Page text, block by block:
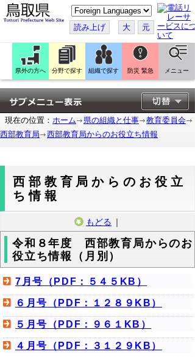
こ
の
ペ
ー
ジ
翻
訳
す
る
読み上げ 大 元
県外の方へ 分野で探す 組織で探す 防災 緊急 メニュー
現在の位置： ホーム 県の組織と仕事
教育委員会
西部教育局
西部教育局からのお役立ち情報
西部教育局からのお役立
ち情報
もどる ｜
令和８年度 西部教育局からのお
役立ち情報（月別）
7月号（PDF：５４５KB）
６月号（PDF：１２８９KB）
５月号（PDF：９６１KB）
４月号（PDF：３１２９KB）